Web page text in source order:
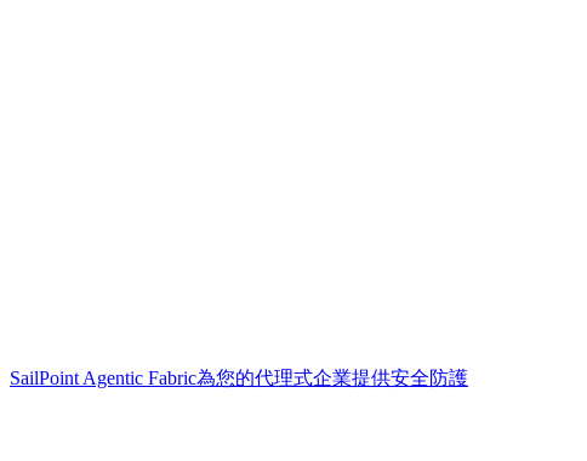
SailPoint Agentic Fabric為您的代理式企業提供安全防護